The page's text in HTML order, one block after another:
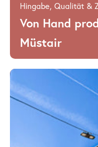
Hingabe, Qualität &
Von Hand
Müstair